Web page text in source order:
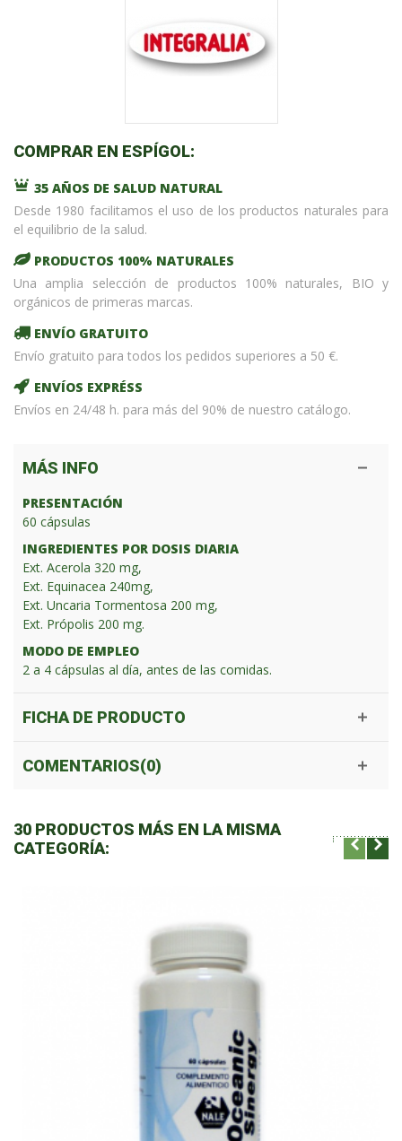
COMPRAR EN ESPÍGOL:
35 AÑOS DE SALUD NATURAL
Desde 1980 facilitamos el uso de los productos naturales para
el equilibrio de la salud.
PRODUCTOS 100% NATURALES
Una amplia selección de productos 100% naturales, BIO y
orgánicos de primeras marcas.
ENVÍO GRATUITO
Envío gratuito para todos los pedidos superiores a 50 €.
ENVÍOS EXPRÉSS
Envíos en 24/48 h. para más del 90% de nuestro catálogo.
MÁS INFO
PRESENTACIÓN
60 cápsulas
INGREDIENTES POR DOSIS DIARIA
Ext. Acerola 320 mg,
Ext. Equinacea 240mg,
Ext. Uncaria Tormentosa 200 mg,
Ext. Própolis 200 mg.
MODO DE EMPLEO
2 a 4 cápsulas al día, antes de las comidas.
FICHA DE PRODUCTO
COMENTARIOS(0)
30 PRODUCTOS MÁS EN LA MISMA
CATEGORÍA: